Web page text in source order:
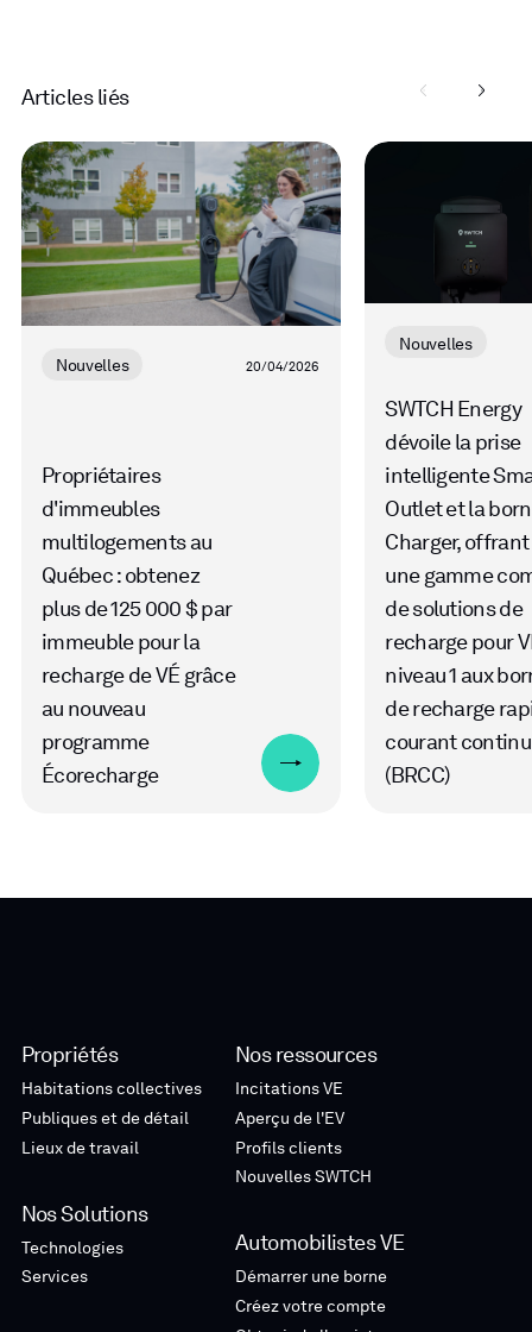
Articles liés
Read
more
Nouvelles 20/04/2026
Propriétaires
d'immeubles
multilogements au
Québec : obtenez
plus de 125 000 $ par
immeuble pour la
recharge de VÉ grâce
au nouveau
programme
Écorecharge
Read
Nouvelles
SWTCH Energy
dévoile la prise
intelligente
Outlet et la
Charger,
une gamme
de solutions de
recharge pour
niveau 1 aux
de recharge
courant continu
(BRCC)
Propriétés
Habitations collectives
Publiques et de détail
Lieux de travail
Nos Solutions
Technologies
Services
Nos ressources
Incitations VE
Aperçu de l'EV
Profils clients
Nouvelles SWTCH
Automobilistes VE
Démarrer une borne
Créez votre compte